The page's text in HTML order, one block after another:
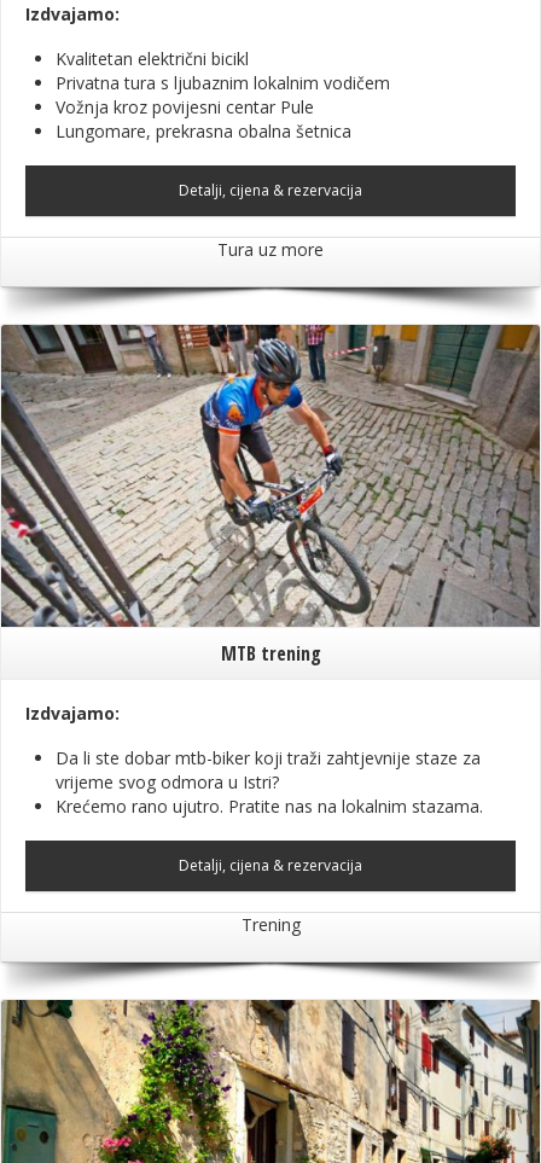
Izdvajamo:
Kvalitetan električni bicikl
Privatna tura s ljubaznim lokalnim vodičem
Vožnja kroz povijesni centar Pule
Lungomare, prekrasna obalna šetnica
Detalji, cijena & rezervacija
Tura uz more
MTB trening
Izdvajamo:
Da li ste dobar mtb-biker koji traži zahtjevnije staze za
vrijeme svog odmora u Istri?
Krećemo rano ujutro. Pratite nas na lokalnim stazama.
Detalji, cijena & rezervacija
Trening